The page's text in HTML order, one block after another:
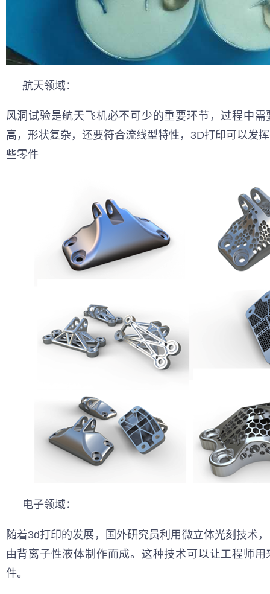
航天领域：
风洞试验是航天飞机必不可少的重要环节，过程中
高，形状复杂，还要符合流线型特性，3D打印可以发
些零件
电子领域：
随着3d打印的发展，国外研究员利用微立体光刻技术
由背离子性液体制作而成。这种技术可以让工程师
件。